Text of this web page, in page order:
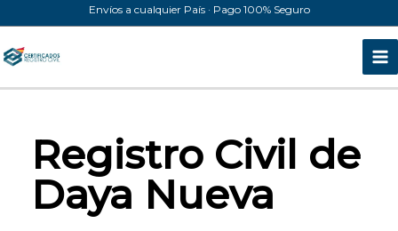
al
contenido
Envíos a cualquier País · Pago 100% Seguro
Registro Civil de
Daya Nueva